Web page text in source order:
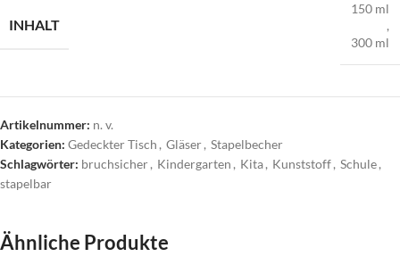
INHALT
150 ml
,
300 ml
Artikelnummer: n. v.
Kategorien: Gedeckter Tisch , Gläser, Stapelbecher
Schlagwörter: bruchsicher, Kindergarten , Kita, Kunststoff, Schule,
stapelbar
Ähnliche Produkte